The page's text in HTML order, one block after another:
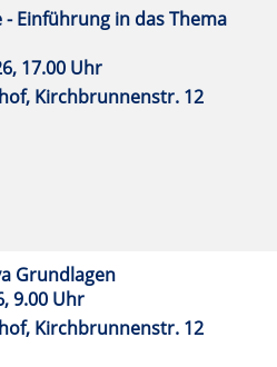
Einführung in das Thema
17.00 Uhr
Kirchbrunnenstr. 12
Grundlagen
9.00 Uhr
Kirchbrunnenstr. 12